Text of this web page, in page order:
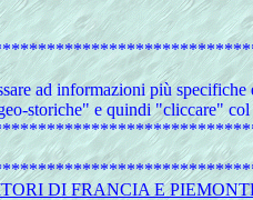
ad informazioni più
storiche" e quindi "cliccare"
DI FRANCIA E